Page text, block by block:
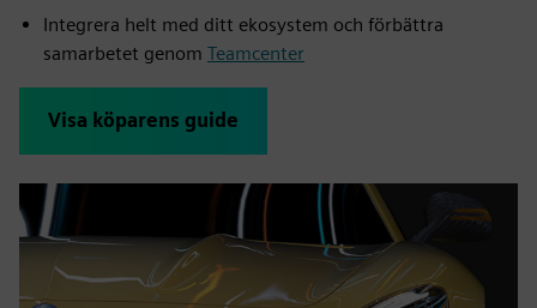
Integrera helt med ditt ekosystem och förbättra
samarbetet genom Teamcenter
Visa köparens guide